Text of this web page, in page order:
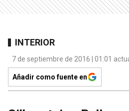
INTERIOR
7 de septiembre de 2016 | 01:01
Añadir como fuente en